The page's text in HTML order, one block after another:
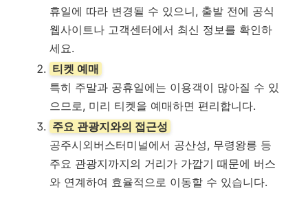
휴일에 따라 변경될 수 있으니, 출발 전에 공식
웹사이트나 고객센터에서 최신 정보를 확인하
세요.
티켓 예매
특히 주말과 공휴일에는 이용객이 많아질 수 있
으므로, 미리 티켓을 예매하면 편리합니다.
주요 관광지와의 접근성
공주시외버스터미널에서 공산성, 무령왕릉 등
주요 관광지까지의 거리가 가깝기 때문에 버스
와 연계하여 효율적으로 이동할 수 있습니다.